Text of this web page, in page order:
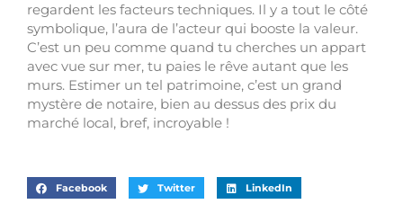
regardent les facteurs techniques. Il y a tout le côté
symbolique, l’aura de l’acteur qui booste la valeur.
C’est un peu comme quand tu cherches un appart
avec vue sur mer, tu paies le rêve autant que les
murs. Estimer un tel patrimoine, c’est un grand
mystère de notaire, bien au dessus des prix du
marché local, bref, incroyable !
Facebook Twitter LinkedIn